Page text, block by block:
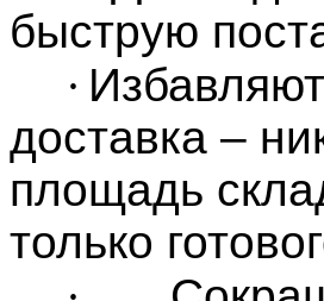
быструю
·
доставка –
площадь
только